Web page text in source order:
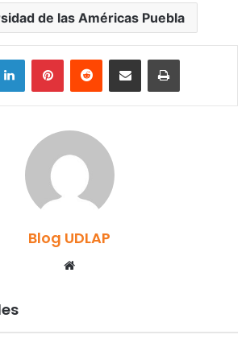
de las Américas Puebla
LinkedInPinterestReddit Share via Email Print
Blog UDLAP